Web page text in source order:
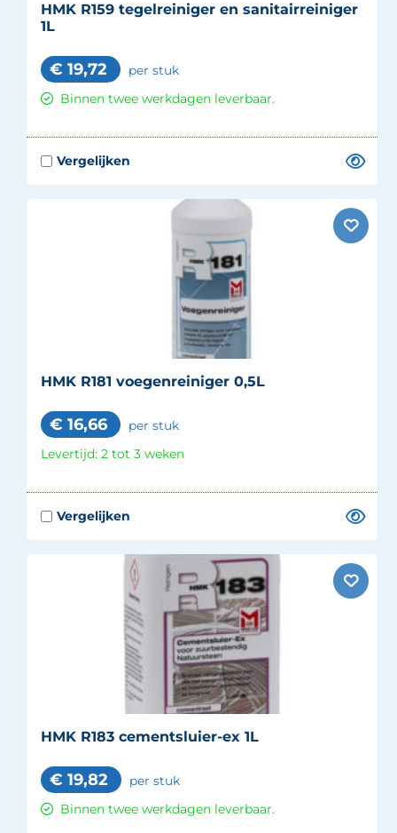
HMK R159 tegelreiniger en sanitairreiniger
1L
€ 19,72 per stuk
Binnen twee werkdagen leverbaar.
HMK R181 voegenreiniger 0,5L
€ 16,66 per stuk
Levertijd: 2 tot 3 weken
HMK R183 cementsluier-ex 1L
€ 19,82 per stuk
Binnen twee werkdagen leverbaar.